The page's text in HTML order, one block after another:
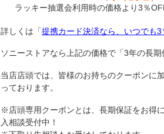
ラッキー抽選会利用時の価格より3％
詳しくは「提携カード決済なら、いつでも3
ソニーストアなら上記の価格で「3年の長期
当店店頭では、皆様のお持ちのクーポンに
っております。
※店頭専用クーポンとは、長期保証をお得
入相談受付中！